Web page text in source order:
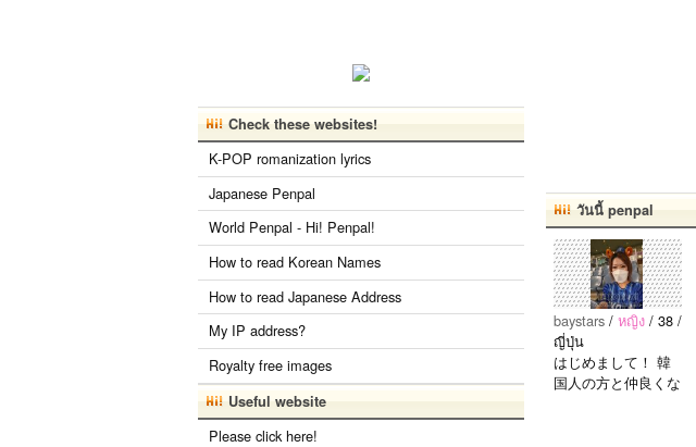
วันนี้ penpal
baystars / หญิง/ 38 /
ญี่ปุ่น
はじめまして！ 韓
国人の方と仲良くな
Check these websites!
K-POP romanization lyrics
Japanese Penpal
World Penpal - Hi! Penpal!
How to read Korean Names
How to read Japanese Address
My IP address?
Royalty free images
Useful website
Please click here!